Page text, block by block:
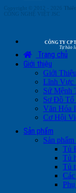
Copyright © 2012 - 2026
CÔNG NGHỆ VIỆT JSC
CÔNG TY CP
Tự hào
Trang chủ
Giới thiệu
Giới
Lĩnh Vực
Sứ Mệnh
Sơ Đồ Tổ
Văn Hóa
Cơ Hội
Sản phẩm
Sản
Tủ
Tủ
Tủ